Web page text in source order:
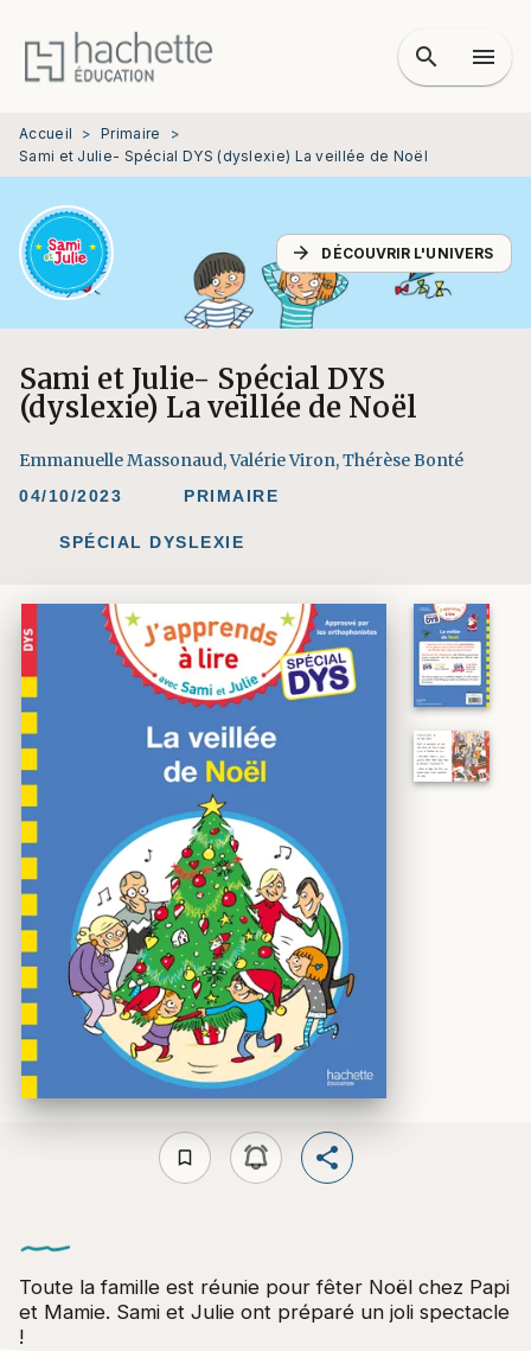
MENU RECHERCHE
PIED DE PAGE
search menu
Accueil > Primaire
>
Sami et Julie- Spécial DYS (dyslexie) La veillée de Noël
arrow_forward DÉCOUVRIR L'UNIVERS
Sami et Julie- Spécial DYS
(dyslexie) La veillée de Noël
Emmanuelle Massonaud,Valérie Viron,Thérèse Bonté
04/10/2023 PRIMAIRE
SPÉCIAL DYSLEXIE
bookmark_border
Toute la famille est réunie pour fêter Noël chez Papi
et Mamie. Sami et Julie ont préparé un joli spectacle
!